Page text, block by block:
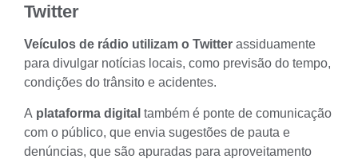
Twitter
Veículos de rádio utilizam o Twitter assiduamente
para divulgar notícias locais, como previsão do tempo,
condições do trânsito e acidentes.
A plataforma digital também é ponte de comunicação
com o público, que envia sugestões de pauta e
denúncias, que são apuradas para aproveitamento